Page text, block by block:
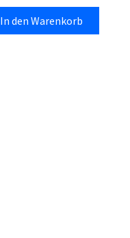
In den Warenkorb